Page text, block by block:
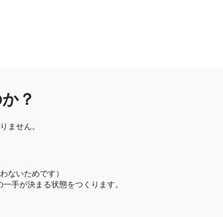
？
ません。
ないためです）
手が決まる状態をつくります。